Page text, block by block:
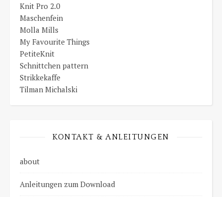
Knit Pro 2.0
Maschenfein
Molla Mills
My Favourite Things
PetiteKnit
Schnittchen pattern
Strikkekaffe
Tilman Michalski
KONTAKT & ANLEITUNGEN
about
Anleitungen zum Download